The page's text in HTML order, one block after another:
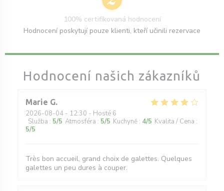
Hodnocení našich zákazníků
Marie G
2026-08-04 - 12:30 - Hosté 6
Služba : 5/5 Atmosféra : 5/5 Kuchyně : 4/5 Kvalita / Cena :
5/5
Très bon accueil, grand choix de galettes. Quelques
galettes un peu dures à couper.
100% certifikovaná hodnocení
Hodnocení poskytují pouze klienti, kteří učinili rezervace